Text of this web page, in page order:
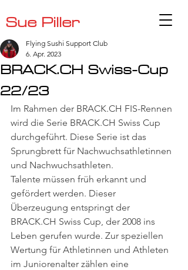
Sue Piller
BRACK.CH Swiss-Cup
22/23
Flying Sushi Support Club
6. Apr. 2023
Im Rahmen der BRACK.CH FIS-Rennen
wird die Serie BRACK.CH Swiss Cup
durchgeführt. Diese Serie ist das
Sprungbrett für Nachwuchsathletinnen
und Nachwuchsathleten.
Talente müssen früh erkannt und
gefördert werden. Dieser
Überzeugung entspringt der
BRACK.CH Swiss Cup, der 2008 ins
Leben gerufen wurde. Zur speziellen
Wertung für Athletinnen und Athleten
im Juniorenalter zählen eine